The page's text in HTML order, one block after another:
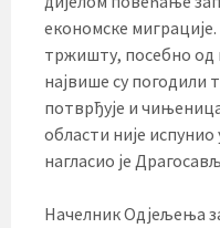
економске
тржишту, посебно од
највише су погодили
потврђује и
области није испунио
нагласио је
Начелник Одјељења